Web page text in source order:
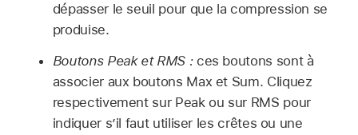
dépasser le seuil pour que la compression se
produise.
Boutons Peak et RMS : ces boutons sont à
associer aux boutons Max et Sum. Cliquez
respectivement sur Peak ou sur RMS pour
indiquer s’il faut utiliser les crêtes ou une